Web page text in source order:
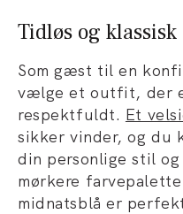
Tidløs og
Som gæst til en
vælge et outfit, der
respektfuldt. Et
sikker vinder, og du
din personlige stil
mørkere
midnatsblå er